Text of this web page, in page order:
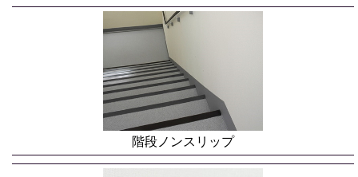
階段ノンスリップ